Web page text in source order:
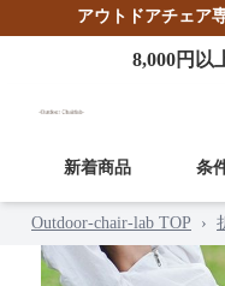
アウトドアチェア
8,000円以
新着商品 条
Outdoor-chair-lab TOP ›